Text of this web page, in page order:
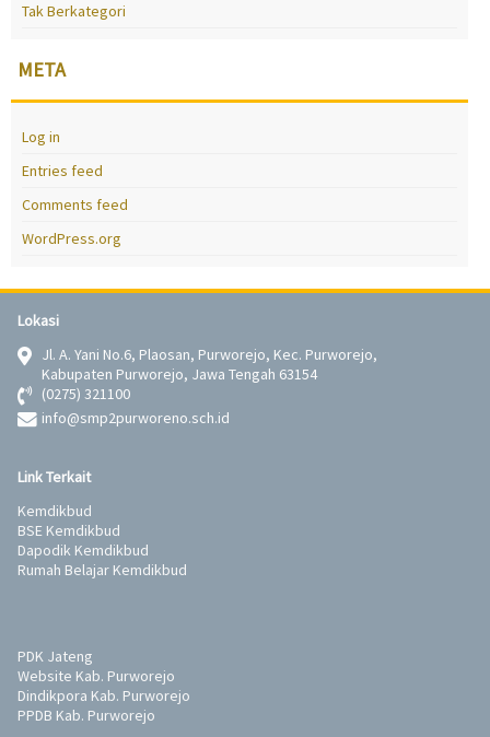
Tak Berkategori
META
Log in
Entries feed
Comments feed
WordPress.org
Lokasi
Jl. A. Yani No.6, Plaosan, Purworejo, Kec. Purworejo,
Kabupaten Purworejo, Jawa Tengah 63154
(0275) 321100
info@smp2purworeno.sch.id
Link Terkait
Kemdikbud
BSE Kemdikbud
Dapodik Kemdikbud
Rumah Belajar Kemdikbud
PDK Jateng
Website Kab. Purworejo
Dindikpora Kab. Purworejo
PPDB Kab. Purworejo